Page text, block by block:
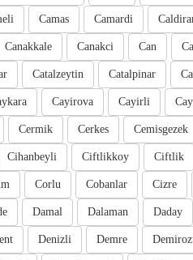
Camardi
Camas
Can
Canakci
Canakkale
Catalpinar
Catalzeytin
Cayirli
Cayirova
Cemisgezek
Cerkes
Cermik
Ciftlik
Ciftlikkoy
Cihanbeyli
Cizre
Cobanlar
Corlu
Daday
Dalaman
Damal
Demre
Denizli